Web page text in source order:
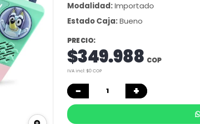
Modalidad:Importado
Estado Caja:Bueno
PRECIO:
$349.988 COP
IVA incl: $0 COP
− +